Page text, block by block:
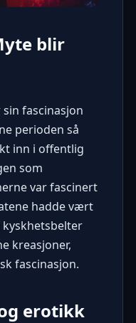
blir
fascinasjon
perioden så
inn i offentlig
som
var fascinert
hadde vært
kreasjoner,
fascinasjon.
erotikk